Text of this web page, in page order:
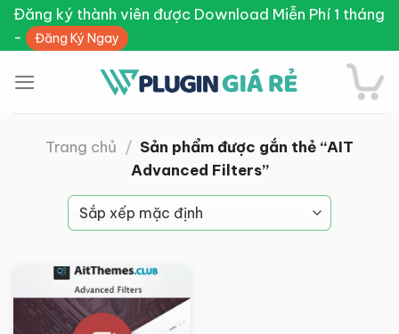
Skip
content
Đăng ký thành viên được Download Miễn Phí 1 tháng
-
Đăng Ký Ngay
Trang chủ / Sản phẩm được gắn thẻ “AIT
Advanced Filters”